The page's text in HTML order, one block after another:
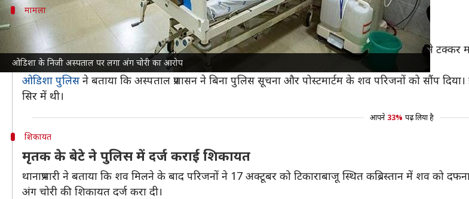
ओडिशा के निजी अस्पताल पर लगा अंग चोरी का आरोप
मामला
क्या है पूरा मामला?
बालीगुडा थानाप्रभारी सुशांत साहू ने बताया कि 13 अक्टूबर को बाबूला दिगल की बाइक को एक मिनी ट्रक ने
गया, जहां 16 अक्टूबर को उसकी मौत हो गई।
ओडिशा पुलिसने बताया कि अस्पताल प्रशासन ने बिना पुलिस सूचना और पोस्टमार्टम के शव परिजनों को सौंप
सिर में थी।
आपने 33% पढ़ लिया है
शिकायत
मृतक के बेटे ने पुलिस में दर्ज कराई शिकायत
थानाप्रभारी ने बताया कि शव मिलने के बाद परिजनों ने 17 अक्टूबर को टिकाराबाजू स्थित कब्रिस्तान में शव को
अंग चोरी की शिकायत दर्ज करा दी।